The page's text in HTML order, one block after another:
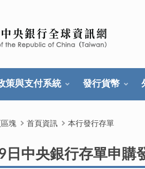
策與支付系統 發行貨幣
塊 首頁資訊 本行發行存單
日中央銀行存單申購